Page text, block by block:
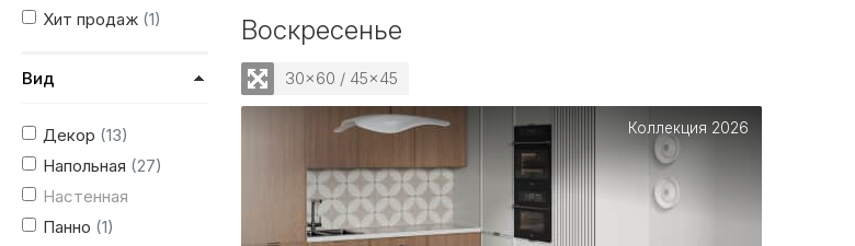
Воскресенье
30x60 / 45x45
Коллекция 2026
Хит продаж (1)
Вид
Декор (13)
Напольная (27)
Настенная
Панно (1)